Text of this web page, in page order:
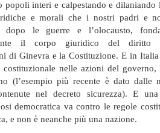
popoli interi e calpestando e dilaniando
e morali che i nostri padri e
dopo le guerre e l’olocausto,
il corpo giuridico del diritto
di Ginevra e la Costituzione. E in Italia
costituzionale nelle azioni del
(l’esempio più recente è dato dalle
nel decreto sicurezza). E
democratica va contro le regole
e non è neanche più una nazione.